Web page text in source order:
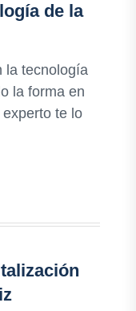
de la
la tecnología
la forma en
te lo